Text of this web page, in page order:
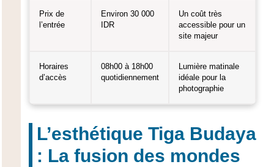
Prix de
l’entrée
Environ 30 000
IDR
Un coût très
accessible pour un
site majeur
Horaires
d’accès
08h00 à 18h00
quotidiennement
Lumière matinale
idéale pour la
photographie
L’esthétique Tiga Budaya
: La fusion des mondes